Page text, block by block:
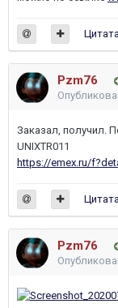
Цитата
Pzm76
Заказал, получил.
UNIXTR011
https://emex.ru/
Цитата
Pzm76